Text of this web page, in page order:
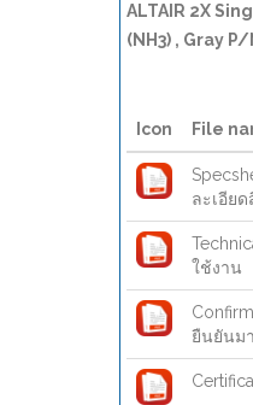
ALTAIR 2X
(NH3) , Gray
Icon File
ละเอีย
ใช้งาน
ยืนยันม